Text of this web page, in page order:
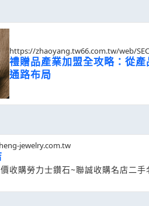
https://zhaoyang.tw66.com.tw/web/
禮贈品產業加盟全攻略：從
通路布局
jewelry.com.tw
收購勞力士鑽石~聯誠收購名店二